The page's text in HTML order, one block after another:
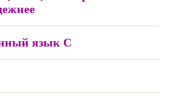
язык С